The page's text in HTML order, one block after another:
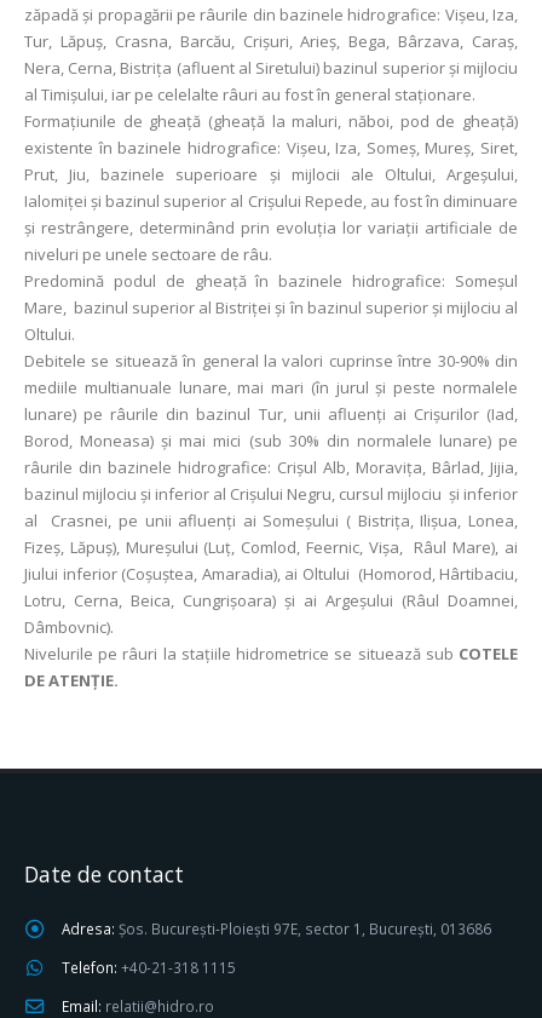
zăpadă și propagării pe râurile din bazinele hidrografice: Vișeu, Iza,
Tur, Lăpuș, Crasna, Barcău, Crișuri, Arieș, Bega, Bârzava, Caraș,
Nera, Cerna, Bistrița (afluent al Siretului) bazinul superior și mijlociu
al Timișului, iar pe celelalte râuri au fost în general staționare.
Formaţiunile de gheaţă (gheaţă la maluri, năboi, pod de gheață)
existente în bazinele hidrografice: Vișeu, Iza, Someș, Mureș, Siret,
Prut, Jiu, bazinele superioare și mijlocii ale Oltului, Argeșului,
Ialomiței și bazinul superior al Crișului Repede, au fost în diminuare
și restrângere, determinând prin evoluția lor variații artificiale de
niveluri pe unele sectoare de râu.
Predomină podul de gheață în bazinele hidrografice: Someșul
Mare, bazinul superior al Bistriței și în bazinul superior și mijlociu al
Oltului.
Debitele se situează în general la valori cuprinse între 30-90% din
mediile multianuale lunare, mai mari (în jurul și peste normalele
lunare) pe râurile din bazinul Tur, unii afluenți ai Crișurilor (Iad,
Borod, Moneasa) și mai mici (sub 30% din normalele lunare) pe
râurile din bazinele hidrografice: Crișul Alb, Moravița, Bârlad, Jijia,
bazinul mijlociu și inferior al Crişului Negru, cursul mijlociu și inferior
al Crasnei, pe unii afluenţi ai Someşului ( Bistriţa, Ilişua, Lonea,
Fizeș, Lăpuş), Mureşului (Luţ, Comlod, Feernic, Vişa, Râul Mare), ai
Jiului inferior (Coșuștea, Amaradia), ai Oltului (Homorod, Hârtibaciu,
Lotru, Cerna, Beica, Cungrișoara) și ai Argeșului (Râul Doamnei,
Dâmbovnic).
Nivelurile pe râuri la stațiile hidrometrice se situează sub COTELE
DE ATENȚIE.
Date de contact
Adresa: Șos. București-Ploiești 97E, sector 1, București, 013686
Telefon: +40-21-318 1115
Email: relatii@hidro.ro